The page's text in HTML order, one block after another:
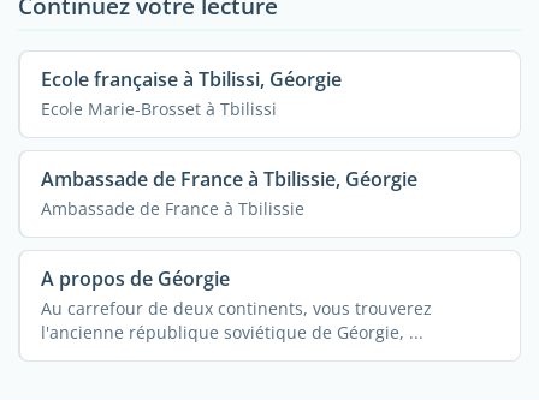
Ecole française à Tbilissi, Géorgie
Ecole Marie-Brosset à Tbilissi
Ambassade de France à Tbilissie, Géorgie
Ambassade de France à Tbilissie
A propos de Géorgie
Au carrefour de deux continents, vous trouverez
l'ancienne république soviétique de Géorgie, ...